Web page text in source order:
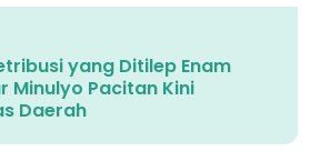
yang Ditilep Enam
Minulyo Pacitan Kini
Daerah